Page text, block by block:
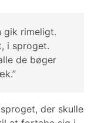
gik rimeligt.
i sproget.
de bøger
der skulle